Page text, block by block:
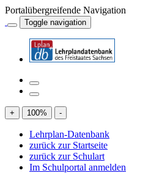
Portalübergreifende Navigation
Toggle navigation
+ 100% -
Lehrplan-Datenbank
zurück zur Startseite
zurück zur Schulart
Im Schulportal anmelden